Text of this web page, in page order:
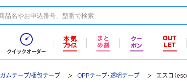
クイックオーダー
ガムテープ/梱包テープ OPPテープ・透明テープ エスコ（